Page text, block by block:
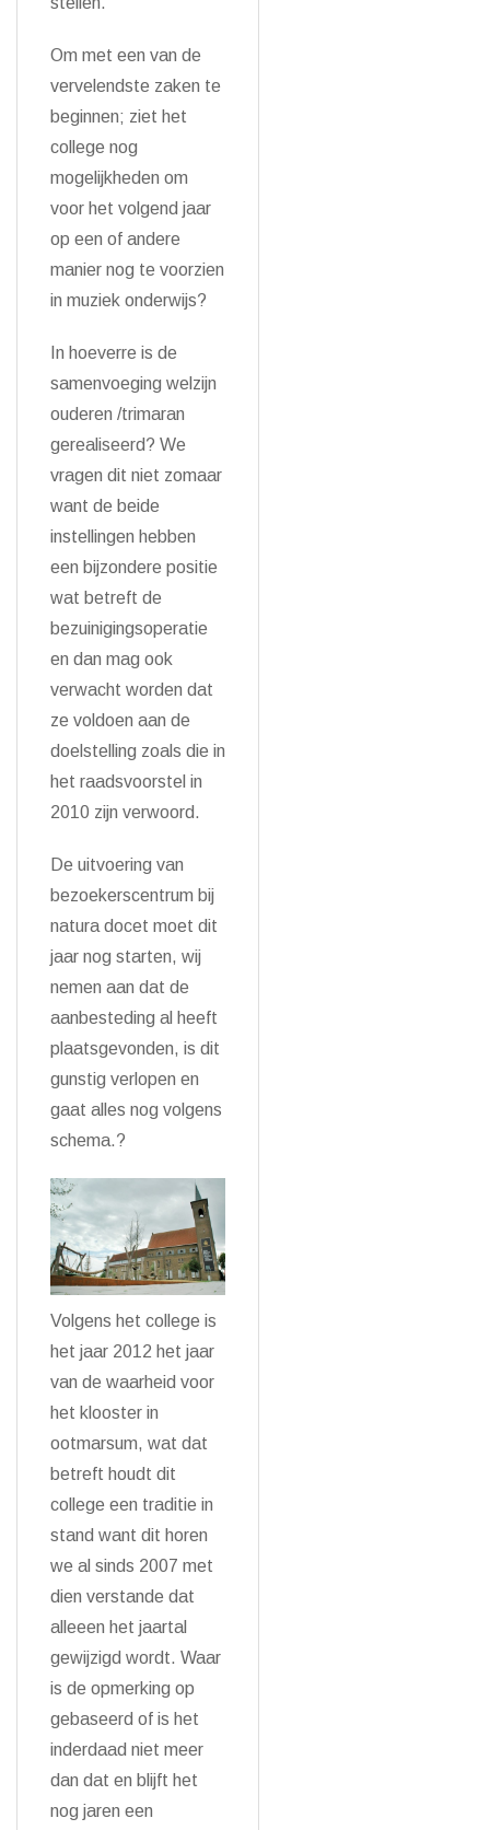
Om met een van de
vervelendste zaken te
beginnen; ziet het
college nog
mogelijkheden om
voor het volgend jaar
op een of andere
manier nog te voorzien
in muziek onderwijs?
In hoeverre is de
samenvoeging welzijn
ouderen /trimaran
gerealiseerd? We
vragen dit niet zomaar
want de beide
instellingen hebben
een bijzondere positie
wat betreft de
bezuinigingsoperatie
en dan mag ook
verwacht worden dat
ze voldoen aan de
doelstelling zoals die in
het raadsvoorstel in
2010 zijn verwoord.
De uitvoering van
bezoekerscentrum bij
natura docet moet dit
jaar nog starten, wij
nemen aan dat de
aanbesteding al heeft
plaatsgevonden, is dit
gunstig verlopen en
gaat alles nog volgens
schema.?
Volgens het college is
het jaar 2012 het jaar
van de waarheid voor
het klooster in
ootmarsum, wat dat
betreft houdt dit
college een traditie in
stand want dit horen
we al sinds 2007 met
dien verstande dat
alleeen het jaartal
gewijzigd wordt. Waar
is de opmerking op
gebaseerd of is het
inderdaad niet meer
dan dat en blijft het
nog jaren een